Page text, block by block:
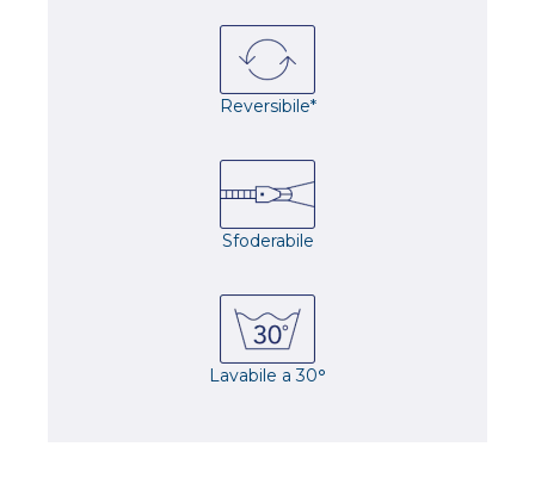
Reversibile*
Sfoderabile
Lavabile a 30°